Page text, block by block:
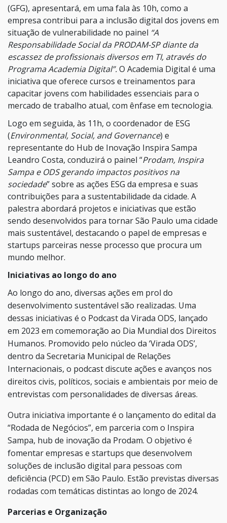
(GFG), apresentará, em uma fala às 10h, como a
empresa contribui para a inclusão digital dos jovens em
situação de vulnerabilidade no painel “A
Responsabilidade Social da PRODAM-SP diante da
escassez de profissionais diversos em TI, através do
Programa Academia Digital”.O Academia Digital é uma
iniciativa que oferece cursos e treinamentos para
capacitar jovens com habilidades essenciais para o
mercado de trabalho atual, com ênfase em tecnologia.
Logo em seguida, às 11h, o coordenador de ESG
(Environmental, Social, and Governance) e
representante do Hub de Inovação Inspira Sampa
Leandro Costa, conduzirá o painel “Prodam, Inspira
Sampa e ODS gerando impactos positivos na
sociedade” sobre as ações ESG da empresa e suas
contribuições para a sustentabilidade da cidade. A
palestra abordará projetos e iniciativas que estão
sendo desenvolvidos para tornar São Paulo uma cidade
mais sustentável, destacando o papel de empresas e
startups parceiras nesse processo que procura um
mundo melhor.
Iniciativas ao longo do ano
Ao longo do ano, diversas ações em prol do
desenvolvimento sustentável são realizadas. Uma
dessas iniciativas é o Podcast da Virada ODS, lançado
em 2023 em comemoração ao Dia Mundial dos Direitos
Humanos. Promovido pelo núcleo da ‘Virada ODS’,
dentro da Secretaria Municipal de Relações
Internacionais, o podcast discute ações e avanços nos
direitos civis, políticos, sociais e ambientais por meio de
entrevistas com personalidades de diversas áreas.
Outra iniciativa importante é o lançamento do edital da
“Rodada de Negócios”, em parceria com o Inspira
Sampa, hub de inovação da Prodam. O objetivo é
fomentar empresas e startups que desenvolvem
soluções de inclusão digital para pessoas com
deficiência (PCD) em São Paulo. Estão previstas diversas
rodadas com temáticas distintas ao longo de 2024.
Parcerias e Organização